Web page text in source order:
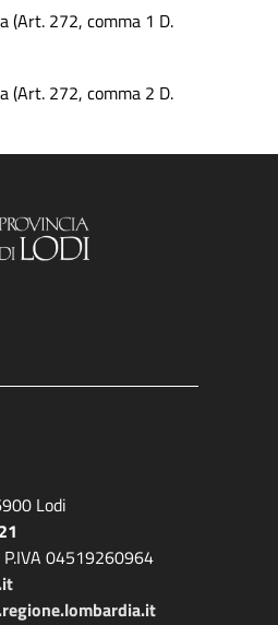
(Art. 272, comma 1 D.
(Art. 272, comma 2 D.
Lodi
04519260964